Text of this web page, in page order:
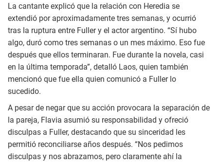
La cantante explicó que la relación con Heredia se
extendió por aproximadamente tres semanas, y ocurrió
tras la ruptura entre Fuller y el actor argentino. “Sí hubo
algo, duró como tres semanas o un mes máximo. Eso fue
después que ellos terminaran. Fue durante la novela, casi
en la última temporada”, detalló Laos, quien también
mencionó que fue ella quien comunicó a Fuller lo
sucedido.
A pesar de negar que su acción provocara la separación de
la pareja, Flavia asumió su responsabilidad y ofreció
disculpas a Fuller, destacando que su sinceridad les
permitió reconciliarse años después. “Nos pedimos
disculpas y nos abrazamos, pero claramente ahí la